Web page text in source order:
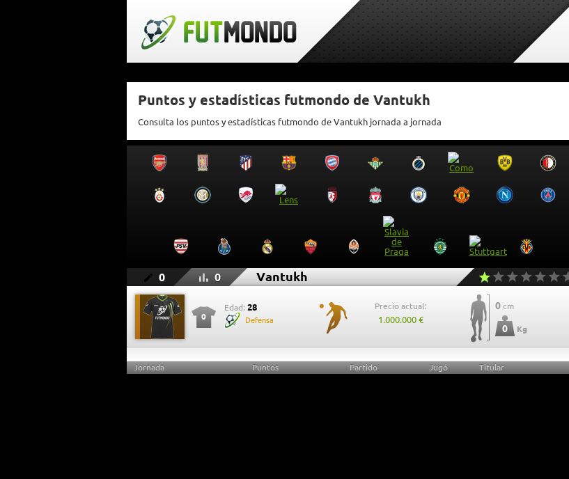
Puntos y estadísticas futmondo de Vantukh
Consulta los puntos y estadísticas futmondo de Vantukh jornada a jornada
0 0 Vantukh
0
Edad: 28
Defensa
Precio actual:
1.000.000 €
0 cm
0 Kg
Jornada Puntos Partido Jugó Titular